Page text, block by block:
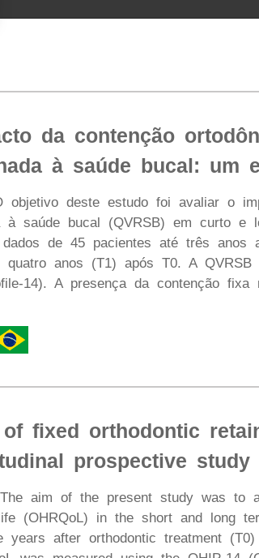
da contenção
à saúde bucal: um
objetivo deste estudo foi avaliar o
à saúde bucal (QVRSB) em curto e
dados de 45 pacientes até três anos
quatro anos (T1) após T0. A
14). A presença da contenção fixa
of fixed orthodontic
prospective study
aim of the present study was to
(OHRQoL) in the short and long
years after orthodontic treatment